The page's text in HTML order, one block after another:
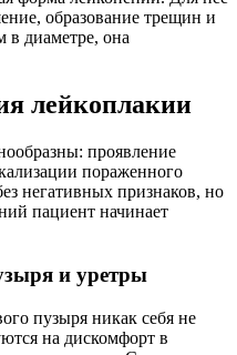
образование трещин и
в диаметре, она
лейкоплакии
проявление
пораженного
негативных признаков, но
пациент начинает
и уретры
пузыря никак себя не
на дискомфорт в